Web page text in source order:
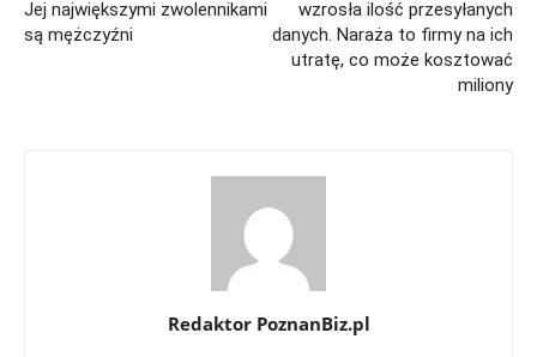
Jej największymi zwolennikami
są mężczyźni
wzrosła ilość przesyłanych
danych. Naraża to firmy na ich
utratę, co może kosztować
miliony
Redaktor PoznanBiz.pl